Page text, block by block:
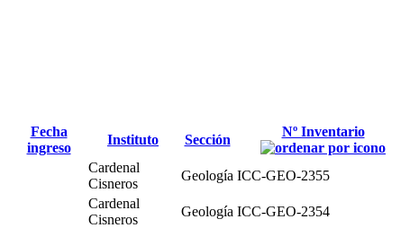
Fecha
ingreso
Instituto Sección
Nº Inventario
Cardenal
Cisneros
Geología ICC-GEO-2355
Cardenal
Cisneros
Geología ICC-GEO-2354